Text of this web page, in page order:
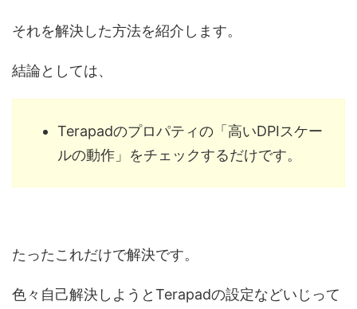
それを解決した方法を紹介します。
結論としては、
Terapadのプロパティの「高いDPIスケー
ルの動作」をチェックするだけです。
たったこれだけで解決です。
色々自己解決しようとTerapadの設定などいじって